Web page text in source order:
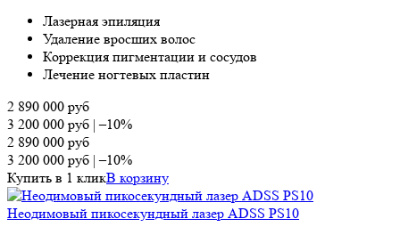
Лазерная эпиляция
Удаление вросших волос
Коррекция пигментации и сосудов
Лечение ногтевых пластин
2 890 000 руб
3 200 000 руб |–10%
2 890 000 руб
3 200 000 руб |–10%
Купить в 1 кликВ корзину
Неодимовый пикосекундный лазер ADSS PS10